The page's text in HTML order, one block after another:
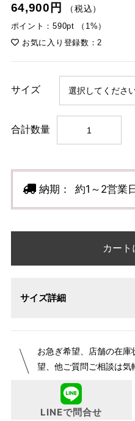
64,900円 （税込）
ポイント：590pt （1%）
お気に入り登録数：2
サイズ
合計数量
納期： 約1～2営業日
カート
サイズ詳細
お急ぎ希望、店舗の在
望、他ご質問ご相談は気
LINEで問合せ